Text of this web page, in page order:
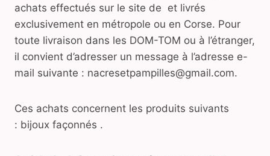
achats effectués sur le site de et livrés
exclusivement en métropole ou en Corse. Pour
toute livraison dans les DOM-TOM ou à l’étranger,
il convient d’adresser un message à l’adresse e-
mail suivante : nacresetpampilles@gmail.com.
Ces achats concernent les produits suivants
: bijoux façonnés .